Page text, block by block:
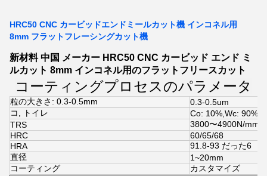
HRC50 CNC カービッドエンドミールカット機 インコネル用
8mm フラットフレーシングカット機
新材料 中国 メーカー HRC50 CNC カービッド エンド ミ
ルカット 8mm インコネル用のフラットフリースカット
コーティングプロセスのパラメータ
粒の大きさ: 0.3-0.5mm
0.3-0.5um
コ, トイレ
Co: 10%,Wc: 90%
TRS
3800〜4900N/mm2
HRC
60/65/68
HRA
91.8-93 だった6
直径
1~20mm
コーティング
カスタマイズ